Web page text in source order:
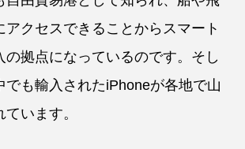
アクセスできることからスマート
の拠点になっているのです。そし
でも輸入されたiPhoneが各地で山
います。